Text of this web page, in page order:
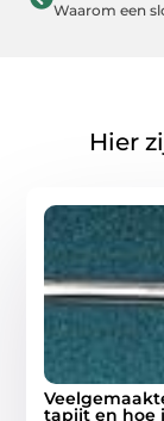
Hier
tapijt en hoe